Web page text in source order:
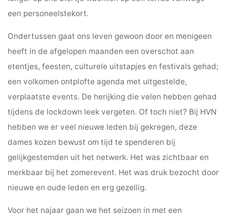
een personeelstekort.
Ondertussen gaat ons leven gewoon door en menigeen
heeft in de afgelopen maanden een overschot aan
etentjes, feesten, culturele uitstapjes en festivals gehad;
een volkomen ontplofte agenda met uitgestelde,
verplaatste events. De herijking die velen hebben gehad
tijdens de lockdown leek vergeten. Of toch niet? Bij HVN
hebben we er veel nieuwe leden bij gekregen, deze
dames kozen bewust om tijd te spenderen bij
gelijkgestemden uit het netwerk. Het was zichtbaar en
merkbaar bij het zomerevent. Het was druk bezocht door
nieuwe en oude leden en erg gezellig.
Voor het najaar gaan we het seizoen in met een